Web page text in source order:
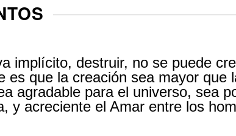
implícito, destruir, no se puede
es que la creación sea mayor que
agradable para el universo, sea
y acreciente el Amar entre los